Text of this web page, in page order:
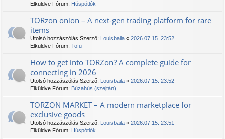
Elküldve Fórum: Húspótlók
TORzon onion – A next-gen trading platform for rare
items
Utolsó hozzászólás Szerző: Louisbaila « 2026.07.15. 23:52
Elküldve Fórum: Tofu
How to get into TORZon? A complete guide for
connecting in 2026
Utolsó hozzászólás Szerző: Louisbaila « 2026.07.15. 23:52
Elküldve Fórum: Búzahús (szejtán)
TORZON MARKET – A modern marketplace for
exclusive goods
Utolsó hozzászólás Szerző: Louisbaila « 2026.07.15. 23:51
Elküldve Fórum: Húspótlók